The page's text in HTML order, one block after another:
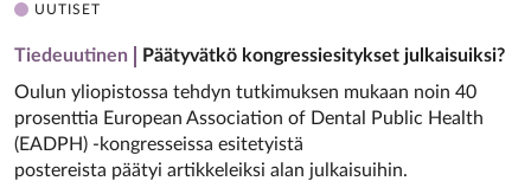
UUTISET
Tiedeuutinen
Päätyvätkö kongressiesitykset julkaisuiksi?
Oulun yliopistossa tehdyn tutkimuksen mukaan noin 40
prosenttia European Association of Dental Public Health
(EADPH) -kongresseissa esitetyistä
postereista päätyi artikkeleiksi alan julkaisuihin.